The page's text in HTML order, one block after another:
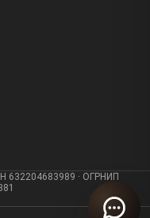
632204683989 · ОГРНИП